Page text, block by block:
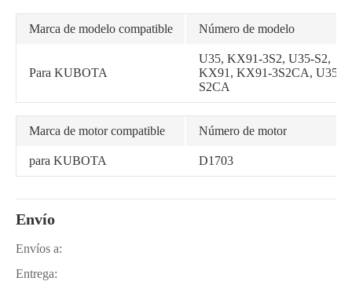
Marca de modelo compatible Número de modelo
Para KUBOTA
U35, KX91-3S2, U35-S2,
KX91, KX91-3S2CA, U35-
S2CA
Marca de motor compatible Número de motor
para KUBOTA D1703
Envío
Envíos a:
Entrega: